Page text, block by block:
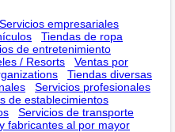
Servicios empresariales
Tiendas de ropa
de entretenimiento
/ Resorts
Ventas por
Tiendas diversas
Servicios profesionales
de establecimientos
Servicios de transporte
fabricantes al por mayor